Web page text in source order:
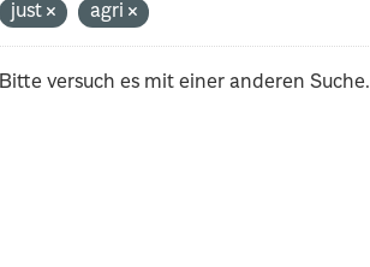
just
agri
Bitte versuch es mit einer anderen Suche.